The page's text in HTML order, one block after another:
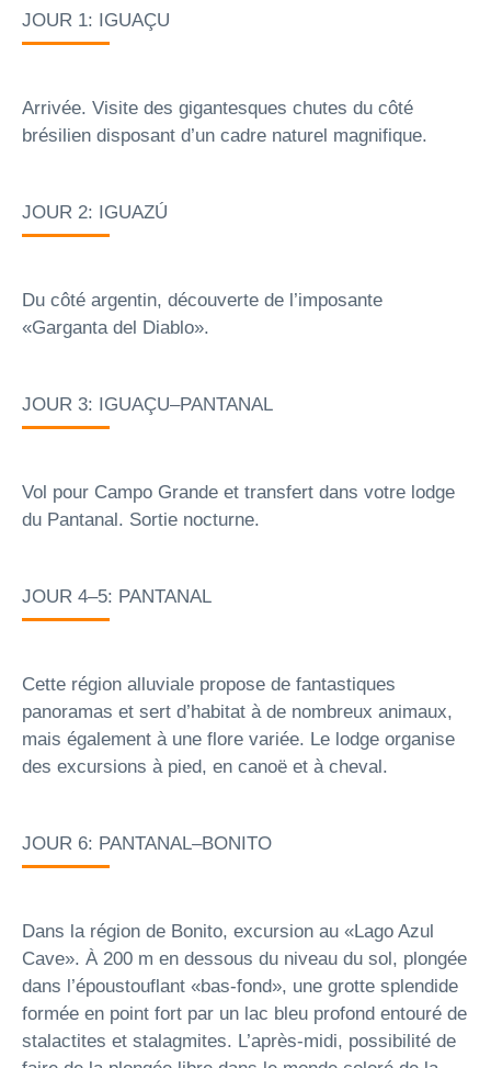
JOUR 1: IGUAÇU
Arrivée. Visite des gigantesques chutes du côté
brésilien disposant d’un cadre naturel magnifique.
JOUR 2: IGUAZÚ
Du côté argentin, découverte de l’imposante
«Garganta del Diablo».
JOUR 3: IGUAÇU–PANTANAL
Vol pour Campo Grande et transfert dans votre lodge
du Pantanal. Sortie nocturne.
JOUR 4–5: PANTANAL
Cette région alluviale propose de fantastiques
panoramas et sert d’habitat à de nombreux animaux,
mais également à une flore variée. Le lodge organise
des excursions à pied, en canoë et à cheval.
JOUR 6: PANTANAL–BONITO
Dans la région de Bonito, excursion au «Lago Azul
Cave». À 200 m en dessous du niveau du sol, plongée
dans l’époustouflant «bas-fond», une grotte splendide
formée en point fort par un lac bleu profond entouré de
stalactites et stalagmites. L’après-midi, possibilité de